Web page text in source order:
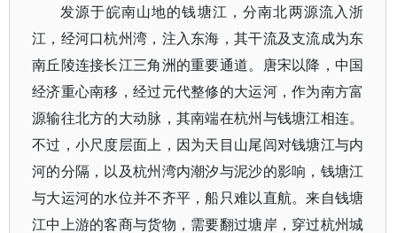
发源于皖南山地的钱塘江，分南北两源流入浙
江，经河口杭州湾，注入东海，其干流及支流成为东
南丘陵连接长江三角洲的重要通道。唐宋以降，中国
经济重心南移，经过元代整修的大运河，作为南方富
源输往北方的大动脉，其南端在杭州与钱塘江相连。
不过，小尺度层面上，因为天目山尾闾对钱塘江与内
河的分隔，以及杭州湾内潮汐与泥沙的影响，钱塘江
与大运河的水位并不齐平，船只难以直航。来自钱塘
江中上游的客商与货物，需要翻过塘岸，穿过杭州城